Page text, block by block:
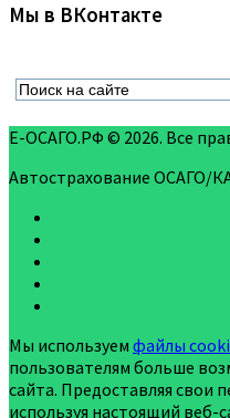
Мы в ВКонтакте
Е-ОСАГО.РФ © 2026. Все
Автострахование ОСАГО/
Мы используем файлы
пользователям больше
сайта. Предоставляя свои
используя настоящий веб-